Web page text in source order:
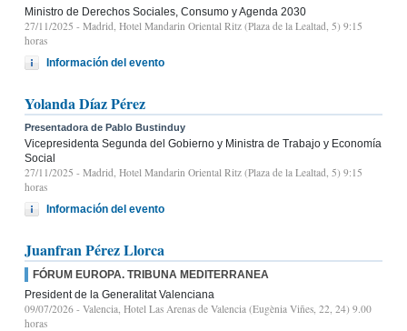
Ministro de Derechos Sociales, Consumo y Agenda 2030
27/11/2025 - Madrid, Hotel Mandarin Oriental Ritz (Plaza de la Lealtad, 5) 9:15
horas
Información del evento
Yolanda Díaz Pérez
Presentadora de Pablo Bustinduy
Vicepresidenta Segunda del Gobierno y Ministra de Trabajo y Economía
Social
27/11/2025 - Madrid, Hotel Mandarin Oriental Ritz (Plaza de la Lealtad, 5) 9:15
horas
Información del evento
Juanfran Pérez Llorca
FÓRUM EUROPA. TRIBUNA MEDITERRANEA
President de la Generalitat Valenciana
09/07/2026 - Valencia, Hotel Las Arenas de Valencia (Eugènia Viñes, 22, 24) 9.00
horas